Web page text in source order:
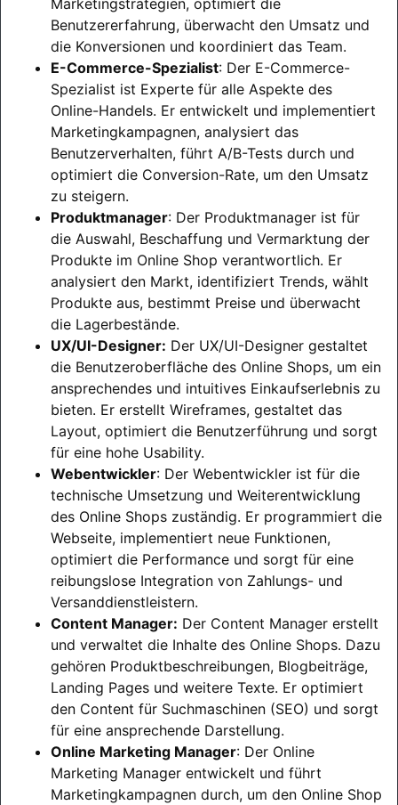
Benutzererfahrung, überwacht den Umsatz und
die Konversionen und koordiniert das Team.
E-Commerce-Spezialist: Der E-Commerce-
Spezialist ist Experte für alle Aspekte des
Online-Handels. Er entwickelt und implementiert
Marketingkampagnen, analysiert das
Benutzerverhalten, führt A/B-Tests durch und
optimiert die Conversion-Rate, um den Umsatz
zu steigern.
Produktmanager: Der Produktmanager ist für
die Auswahl, Beschaffung und Vermarktung der
Produkte im Online Shop verantwortlich. Er
analysiert den Markt, identifiziert Trends, wählt
Produkte aus, bestimmt Preise und überwacht
die Lagerbestände.
UX/UI-Designer: Der UX/UI-Designer gestaltet
die Benutzeroberfläche des Online Shops, um ein
ansprechendes und intuitives Einkaufserlebnis zu
bieten. Er erstellt Wireframes, gestaltet das
Layout, optimiert die Benutzerführung und sorgt
für eine hohe Usability.
Webentwickler: Der Webentwickler ist für die
technische Umsetzung und Weiterentwicklung
des Online Shops zuständig. Er programmiert die
Webseite, implementiert neue Funktionen,
optimiert die Performance und sorgt für eine
reibungslose Integration von Zahlungs- und
Versanddienstleistern.
Content Manager: Der Content Manager erstellt
und verwaltet die Inhalte des Online Shops. Dazu
gehören Produktbeschreibungen, Blogbeiträge,
Landing Pages und weitere Texte. Er optimiert
den Content für Suchmaschinen (SEO) und sorgt
für eine ansprechende Darstellung.
Online Marketing Manager: Der Online
Marketing Manager entwickelt und führt
Marketingkampagnen durch, um den Online Shop